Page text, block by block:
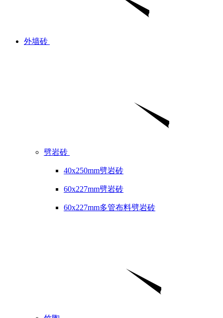
外墙砖
劈岩砖
40x250mm劈岩砖
60x227mm劈岩砖
60x227mm多管布料劈岩砖